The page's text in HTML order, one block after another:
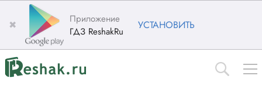
✖
Приложение
ГДЗ ReshakRu
УСТАНОВИТЬ